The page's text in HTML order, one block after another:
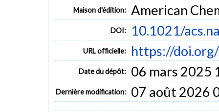
Maison d'édition: American
DOI: 10.1021/
URL officielle: https://
Date du dépôt: 06 mars 2025
Dernière modification: 07 août 2026